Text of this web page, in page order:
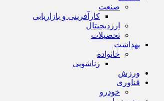
صنعت
کارآفرینی و بازاریابی
ارزدیجیتال
تحصیلات
بهداشت
خانواده
زناشویی
ورزش
فناوری
خودرو